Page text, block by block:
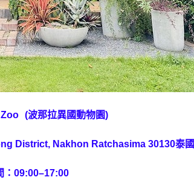
Zoo (波那拉異國動物園)
District, Nakhon Ratchasima 30130泰國
：09:00–17:00